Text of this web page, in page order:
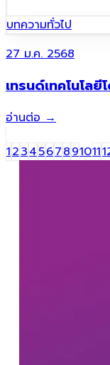
บทความทั่วไป
27 ม.ค. 2568
เทรนด์เทคโนโล
อ่านต่อ→
1234567891011